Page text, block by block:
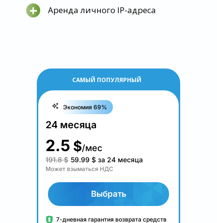
+ Аренда личного IP-адреса
САМЫЙ ПОПУЛЯРНЫЙ
Экономия 69%
24 месяца
2.5 $/мес
191.8 $ 59.99 $ за 24 месяца
Может взыматься НДС
Выбрать
7-дневная гарантия возврата средств